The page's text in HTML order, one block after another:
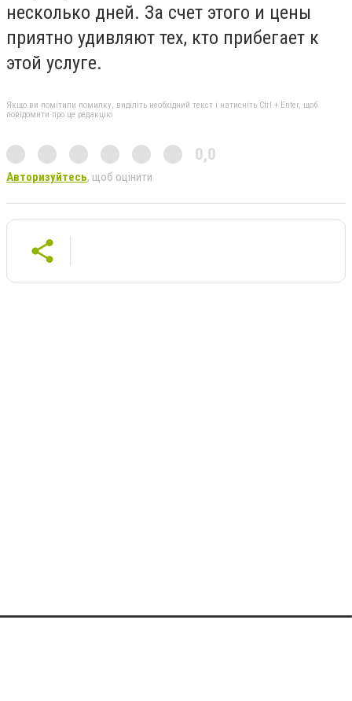
несколько дней. За счет этого и цены
приятно удивляют тех, кто прибегает к
этой услуге.
Якщо ви помітили помилку, виділіть необхідний текст і натисніть Ctrl + Enter, щоб
повідомити про це редакцію
0,0
Авторизуйтесь, щоб оцінити